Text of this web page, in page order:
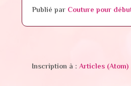
Publié par Couture pour
Inscription à : Articles (Atom)